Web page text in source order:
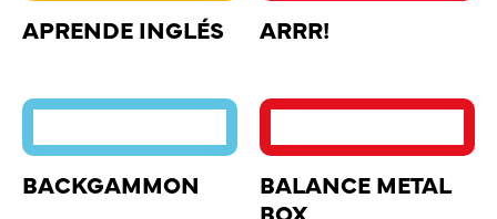
APRENDE INGLÉS ARRR!
BACKGAMMON
BALANCE METAL
BOX